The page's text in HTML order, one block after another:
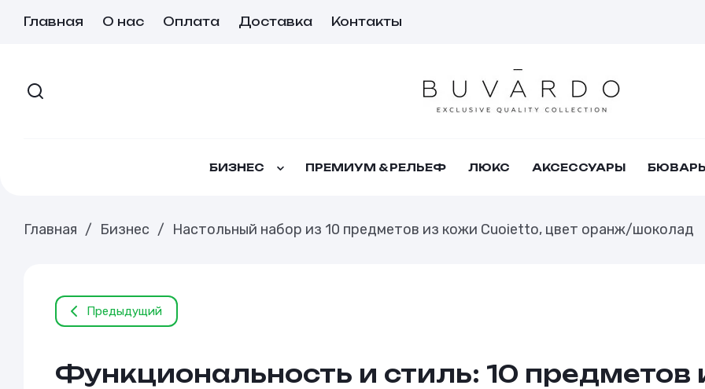
Главная О нас Оплата Доставка Контакты
БИЗНЕС ПРЕМИУМ & РЕЛЬЕФ ЛЮКС АКСЕССУАРЫ
Главная / Бизнес / Настольный набор из 10 предметов из кожи Cuoietto, цвет оранж/шоколад
Предыдущий
Функциональность и стиль: 10 предметов